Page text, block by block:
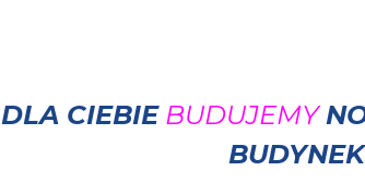
DLA CIEBIEBUDUJEMY